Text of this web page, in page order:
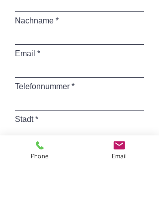
Nachname
Email
Telefonnummer
Stadt
Name des Kunstwerks
Phone Email